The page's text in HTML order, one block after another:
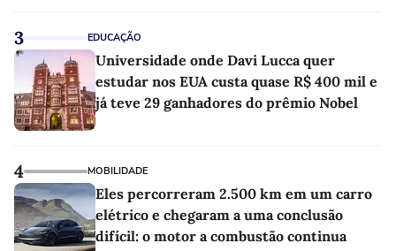
3 EDUCAÇÃO
Universidade onde Davi Lucca quer
estudar nos EUA custa quase R$ 400 mil e
já teve 29 ganhadores do prêmio Nobel
4 MOBILIDADE
Eles percorreram 2.500 km em um carro
elétrico e chegaram a uma conclusão
difícil: o motor a combustão continua